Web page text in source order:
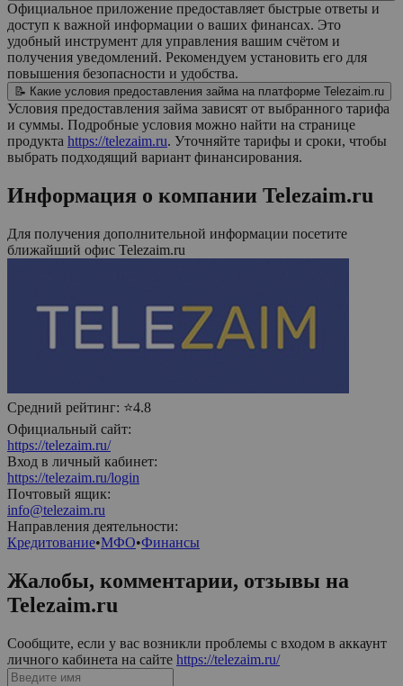
Официальное приложение предоставляет быстрые ответы и
доступ к важной информации о ваших финансах. Это
удобный инструмент для управления вашим счётом и
получения уведомлений. Рекомендуем установить его для
повышения безопасности и удобства.
📝 Какие условия предоставления займа на платформе Telezaim.ru
Условия предоставления займа зависят от выбранного тарифа
и суммы. Подробные условия можно найти на странице
продукта https://telezaim.ru. Уточняйте тарифы и сроки, чтобы
выбрать подходящий вариант финансирования.
Информация о компании Telezaim.ru
Для получения дополнительной информации посетите
ближайший офис Telezaim.ru
Средний рейтинг: ⭐4.8
Официальный сайт:
https://telezaim.ru/
Вход в личный кабинет:
https://telezaim.ru/login
Почтовый ящик:
info@telezaim.ru
Направления деятельности:
Кредитование•МФО•Финансы
Жалобы, комментарии, отзывы на
Telezaim.ru
Сообщите, если у вас возникли проблемы с входом в аккаунт
личного кабинета на сайте https://telezaim.ru/